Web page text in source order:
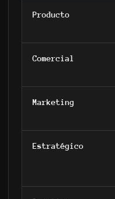
Producto
Comercial
Marketing
Estratégico